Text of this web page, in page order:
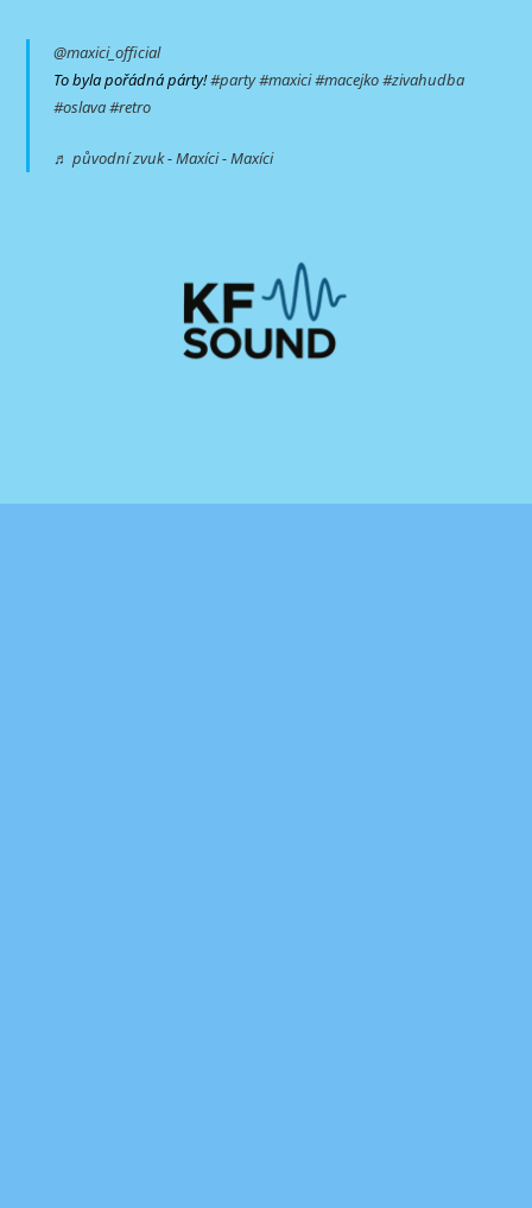
@maxici_official
To byla pořádná párty!#party#maxici#macejko#zivahudba
#oslava#retro
♬ původní zvuk - Maxíci - Maxíci